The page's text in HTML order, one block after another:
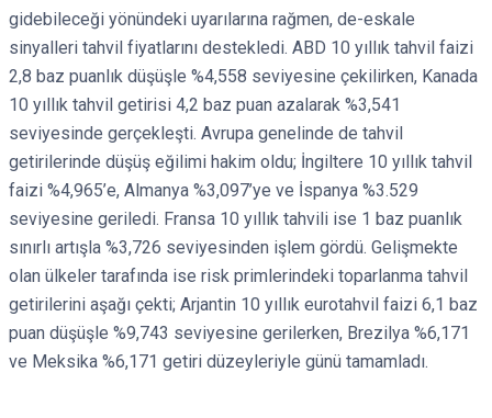
gidebileceği yönündeki uyarılarına rağmen, de-eskale
sinyalleri tahvil fiyatlarını destekledi. ABD 10 yıllık tahvil faizi
2,8 baz puanlık düşüşle %4,558 seviyesine çekilirken, Kanada
10 yıllık tahvil getirisi 4,2 baz puan azalarak %3,541
seviyesinde gerçekleşti. Avrupa genelinde de tahvil
getirilerinde düşüş eğilimi hakim oldu; İngiltere 10 yıllık tahvil
faizi %4,965’e, Almanya %3,097’ye ve İspanya %3.529
seviyesine geriledi. Fransa 10 yıllık tahvili ise 1 baz puanlık
sınırlı artışla %3,726 seviyesinden işlem gördü. Gelişmekte
olan ülkeler tarafında ise risk primlerindeki toparlanma tahvil
getirilerini aşağı çekti; Arjantin 10 yıllık eurotahvil faizi 6,1 baz
puan düşüşle %9,743 seviyesine gerilerken, Brezilya %6,171
ve Meksika %6,171 getiri düzeyleriyle günü tamamladı.